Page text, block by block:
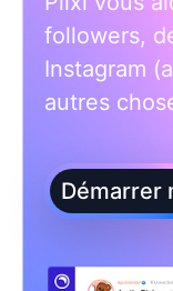
followers,
Instagram
autres
Démarrer